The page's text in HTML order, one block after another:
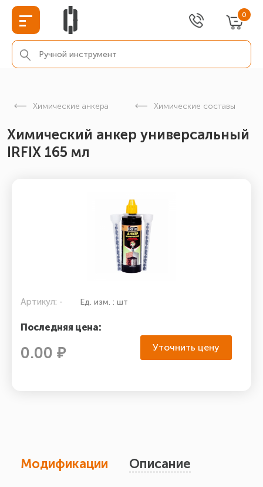
0
Химические анкера Химические составы
Химический анкер универсальный
IRFIX 165 мл
Артикул: - Ед. изм. : шт
Последняя цена:
0.00 ₽ Уточнить цену
Модификации Описание